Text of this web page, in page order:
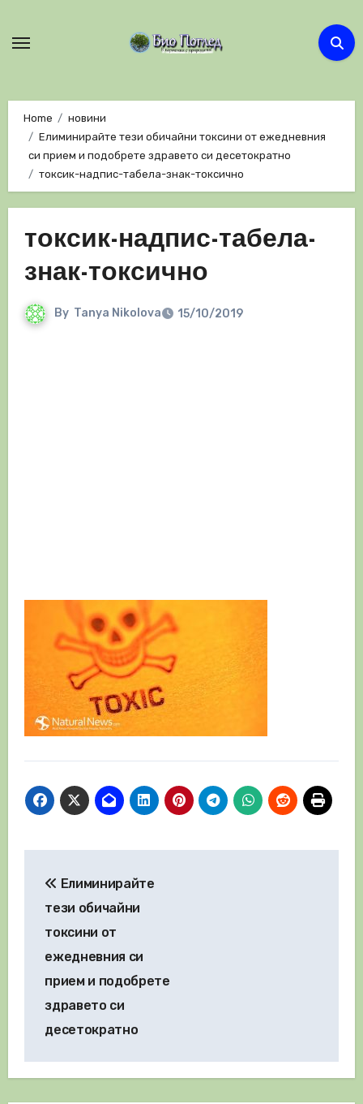
Home
новини
Елиминирайте тези обичайни токсини от ежедневния
си прием и подобрете здравето си десетократно
токсик-надпис-табела-знак-токсично
токсик-надпис-табела-
знак-токсично
By Tanya Nikolova 15/10/2019
Елиминирайте
тези обичайни
токсини от
ежедневния си
прием и подобрете
здравето си
десетократно